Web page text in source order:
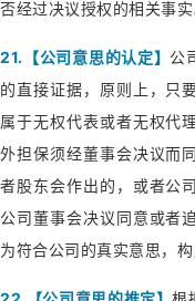
否经过决议授权的相关事实
21.【公司意思的认定】 公
的直接证据，原则上，只
属于无权代表或者无权代
外担保须经董事会决议而
者股东会作出的，或者公
公司董事会决议同意或者
为符合公司的真实意思，